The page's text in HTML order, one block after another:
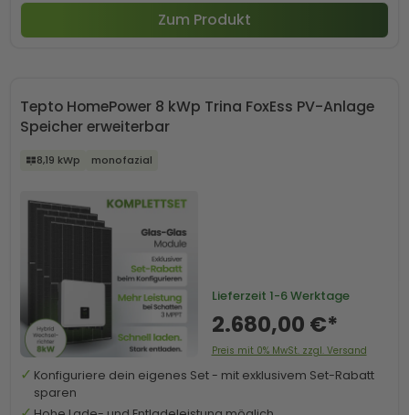
Zum Produkt
Tepto HomePower 8 kWp Trina FoxEss PV-Anlage
Speicher erweiterbar
8,19 kWp monofazial
Lieferzeit 1-6 Werktage
2.680,00 €*
Preis mit 0% MwSt. zzgl. Versand
Konfiguriere dein eigenes Set - mit exklusivem Set-Rabatt
sparen